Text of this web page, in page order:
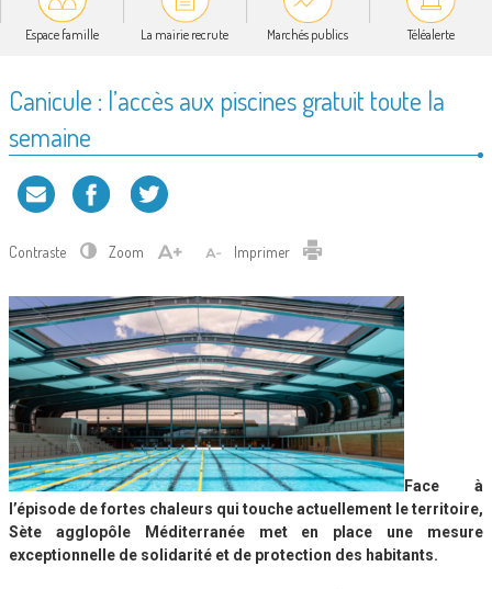
Espace famille La mairie recrute Marchés publics Téléalerte
Canicule : l’accès aux piscines gratuit toute la
semaine
Contraste Zoom Imprimer
Face à
l’épisode de fortes chaleurs qui touche actuellement le territoire,
Sète agglopôle Méditerranée met en place une mesure
exceptionnelle de solidarité et de protection des habitants.